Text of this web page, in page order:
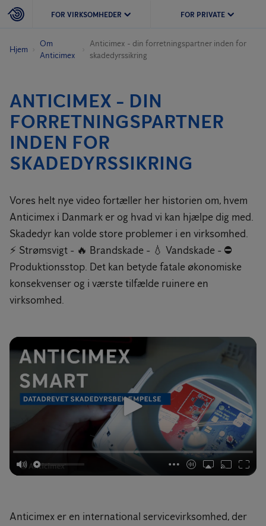
FOR VIRKSOMHEDER FOR PRIVATE
Hjem
Om
Anticimex
Anticimex - din forretningspartner inden for
skadedyrssikring
ANTICIMEX - DIN
FORRETNINGSPARTNER
INDEN FOR
SKADEDYRSSIKRING
Vores helt nye video fortæller her historien om, hvem
Anticimex i Danmark er og hvad vi kan hjælpe dig med.
Skadedyr kan volde store problemer i en virksomhed.
⚡️ Strømsvigt - 🔥 Brandskade - 💧 Vandskade - ⛔️
Produktionsstop. Det kan betyde fatale økonomiske
konsekvenser og i værste tilfælde ruinere en
virksomhed.
Anticimex er en international servicevirksomhed, der